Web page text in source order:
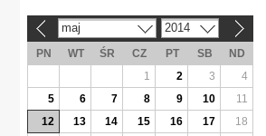
maj 2014
PN WT ŚR CZ PT SB
ND
1
2 3
4
5
6 7 8 9 10
11
12
13 14 15 16 17
18